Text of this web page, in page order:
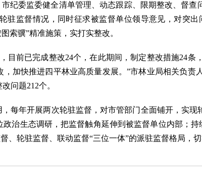
委监委健全清单管理、动态跟踪、限期整改、督查
驻监督情况，同时征求被监督单位领导意见，对突出
索骥”精准施策，实打实整改。
前已完成整改24个，在此期间，制定整改措施24条
加快推进四平林业高质量发展。”市林业局相关负责
问题212个。
年开展两次轮驻监督，对市管部门全面铺开，实现
治生态调研，把监督触角延伸到被监督单位内部；
、轮驻监督、联动监督“三位一体”的派驻监督格局，